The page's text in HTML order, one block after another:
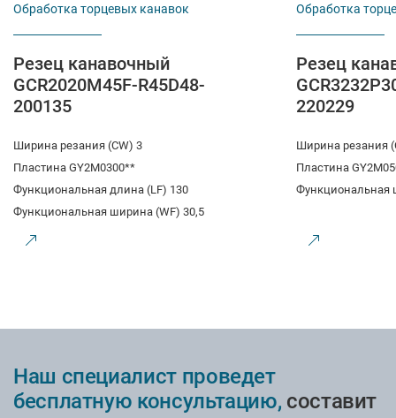
Обработка торцевых канавок
Резец канавочный
GCR2020M45F-R45D48-
200135
Ширина резания (CW) 3
Пластина GY2M0300**
Функциональная длина (LF) 130
Функциональная ширина (WF) 30,5
Обработка
Резец
220229
Ширина резания
Пластина
Функциональная
Наш специалист проведет
бесплатную консультацию, составит